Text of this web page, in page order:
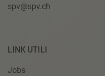
spv@spv.ch
LINK UTILI
Jobs